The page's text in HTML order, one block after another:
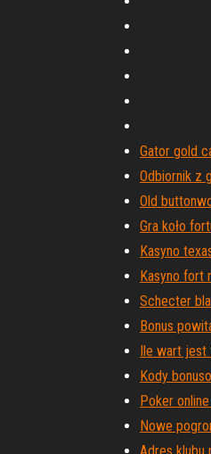
Gator gold
Odbiornik z
Old
Gra koło
Kasyno
Kasyno fort
Schecter
Bonus
Ile wart jest
Kody
Poker
Nowe